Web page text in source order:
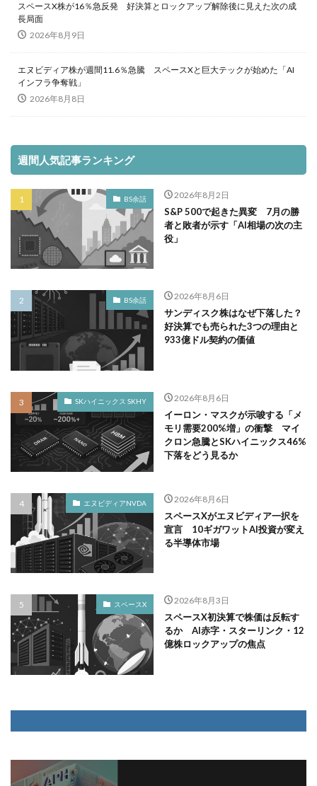
スペースX株が16％急反発 好決算とロックアップ解除後に見えた次の成
長局面
2026年8月9日
エヌビディア株が週間11.6％急騰 スペースXと巨大テックが始めた「AI
インフラ争奪戦」
2026年8月8日
週間人気記事ランキング
BS余話 2026年8月2日
S&P 500で起きた異変 7月の勝
者と敗者が示す「AI相場の次の主
役」
BS余話 2026年8月6日
サンディスク株はなぜ下落した？
好決算でも売られた3つの理由と
933億ドル契約の価値
SKハイニックス SKHY 2026年8月6日
イーロン・マスクが示唆する「メ
モリ需要200%増」の衝撃 マイ
クロン急騰とSKハイニックス46%
下落をどう見るか
エヌビディアNVDA 2026年8月6日
スペースXがエヌビディア一択を
宣言 10ギガワットAI投資が変え
る半導体市場
スペースX 2026年8月3日
スペースX初決算で株価は反転す
るか AI赤字・スターリンク・12
億株ロックアップの焦点